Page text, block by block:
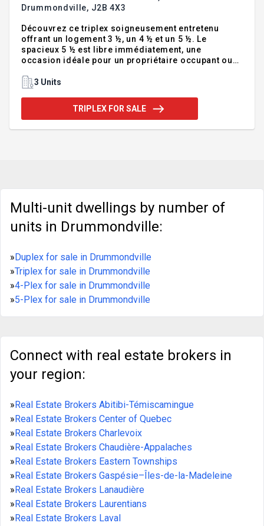
Drummondville, J2B 4X3
Découvrez ce triplex soigneusement entretenu
offrant un logement 3 ½, un 4 ½ et un 5 ½. Le
spacieux 5 ½ est libre immédiatement, une
occasion idéale pour un propriétaire occupant ou
autres logements sont loués jusqu'au 30 juin 2027,
bénéficie de deux espaces de stationnement ainsi
que d'un espace de rangement. Avec des revenus
3 Units
TRIPLEX FOR SALE
Multi-unit dwellings by number of
units in Drummondville:
» Duplex for sale in Drummondville
»Triplex for sale in Drummondville
»4-Plex for sale in Drummondville
»5-Plex for sale in Drummondville
Connect with real estate brokers in
your region:
» Real Estate Brokers Abitibi-Témiscamingue
» Real Estate Brokers Center of Quebec
» Real Estate Brokers Charlevoix
» Real Estate Brokers Chaudière-Appalaches
» Real Estate Brokers Eastern Townships
» Real Estate Brokers Gaspésie–Îles-de-la-Madeleine
» Real Estate Brokers Lanaudière
» Real Estate Brokers Laurentians
» Real Estate Brokers Laval